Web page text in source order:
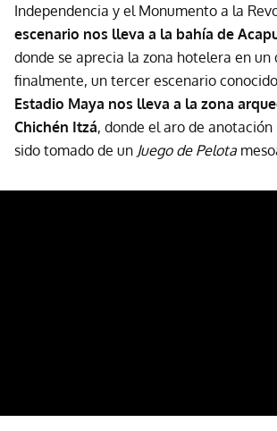
Independencia y el Monumento a la
escenario nos lleva a la bahía de
donde se aprecia la zona hotelera en un
finalmente, un tercer escenario
Estadio Maya nos lleva a la zona
Chichén Itzá, donde el aro de
sido tomado de un Juego de Pelota